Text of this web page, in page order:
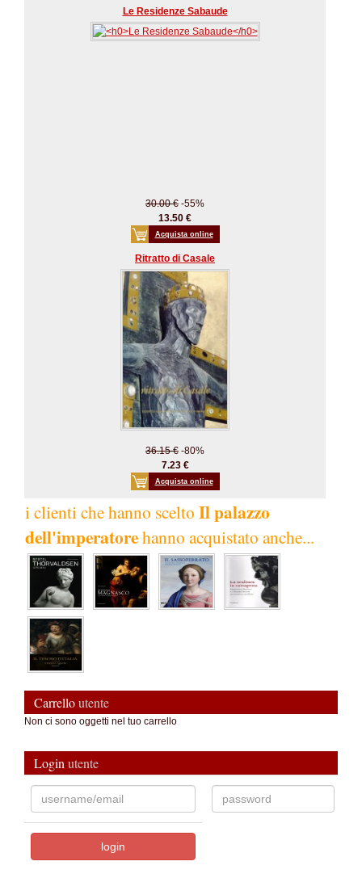
Le Residenze Sabaude
30.00 € -55%
13.50 €
Acquista online
Ritratto di Casale
36.15 € -80%
7.23 €
Acquista online
i clienti che hanno scelto Il palazzo
dell'imperatorehanno acquistato anche...
Carrelloutente
Non ci sono oggetti nel tuo carrello
Login utente